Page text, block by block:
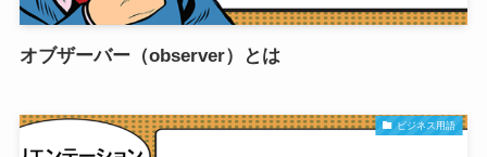
オブザーバー（observer）とは
ビジネス用語